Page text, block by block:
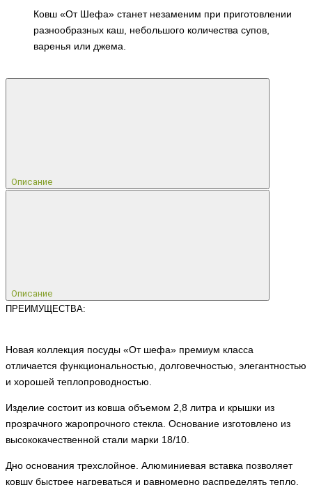
Ковш «От Шефа» станет незаменим при приготовлении
разнообразных каш, небольшого количества супов,
варенья или джема.
Описание
Описание
ПРЕИМУЩЕСТВА:
Новая коллекция посуды «От шефа» премиум класса
отличается функциональностью, долговечностью, элегантностью
и хорошей теплопроводностью.
Изделие состоит из ковша объемом 2,8 литра и крышки из
прозрачного жаропрочного стекла. Основание изготовлено из
высококачественной стали марки 18/10.
Дно основания трехслойное. Алюминиевая вставка позволяет
ковшу быстрее нагреваться и равномерно распределять тепло.